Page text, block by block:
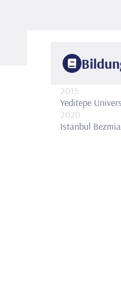
2015
Yeditepe
2020
Istanbul